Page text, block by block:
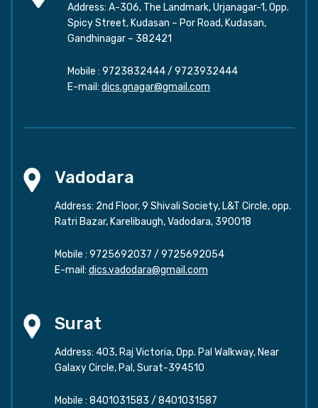
Address: A-306, The Landmark, Urjanagar-1, Opp.
Spicy Street, Kudasan – Por Road, Kudasan,
Gandhinagar – 382421
Mobile : 9723832444/ 9723932444
E-mail: dics.gnagar@gmail.com
Vadodara
Address: 2nd Floor, 9 Shivali Society, L&T Circle, opp.
Ratri Bazar, Karelibaugh, Vadodara, 390018
Mobile : 9725692037 / 9725692054
E-mail: dics.vadodara@gmail.com
Surat
Address: 403, Raj Victoria, Opp. Pal Walkway, Near
Galaxy Circle, Pal, Surat-394510
Mobile : 8401031583 / 8401031587